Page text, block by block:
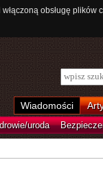
obsługę
Wiadomości
uroda